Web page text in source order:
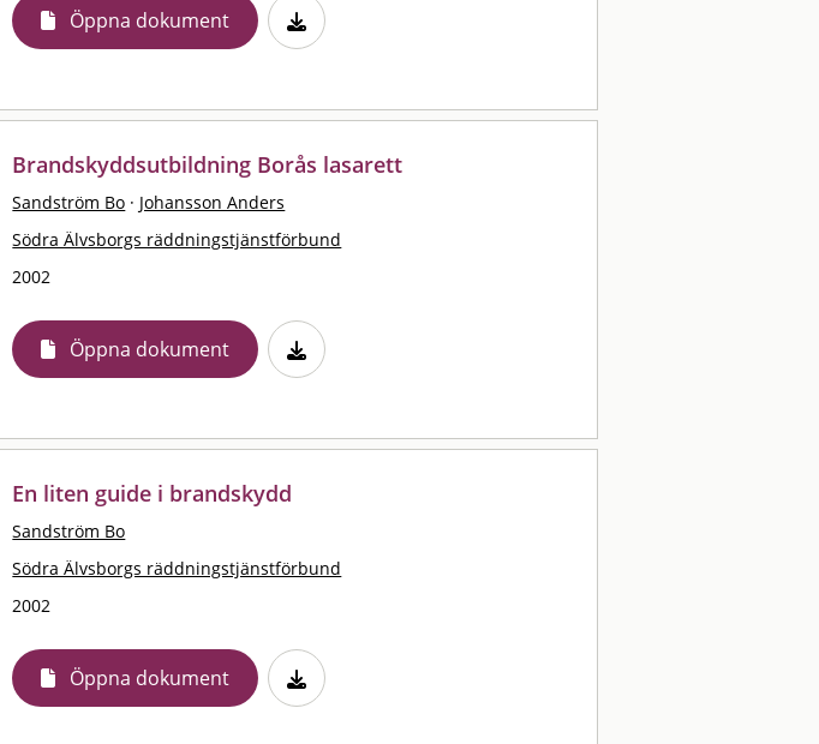
Öppna dokument
Brandskyddsutbildning Borås lasarett
Sandström Bo · Johansson Anders
Södra Älvsborgs räddningstjänstförbund
2002
Öppna dokument
En liten guide i brandskydd
Sandström Bo
Södra Älvsborgs räddningstjänstförbund
2002
Öppna dokument